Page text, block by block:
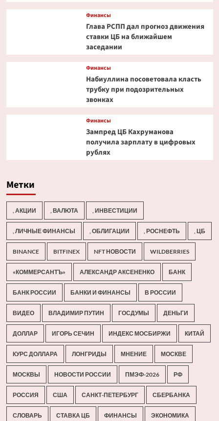
Финансы
Глава РСПП дал прогноз движения
ставки ЦБ на ближайшем
заседании
Финансы
Набиуллина посоветовала класть
трубку при подозрительных
звонках
Финансы
Зампред ЦБ Кахруманова
получила зарплату в цифровых
рублях
Метки
, АКЦИИ , ВАЛЮТА , ИНВЕСТИЦИИ
, ЛИЧНЫЕ ФИНАНСЫ , ОБЛИГАЦИИ , РОСНЕФТЬ , ЦБ
BINANCE BITFINEX NFT НОВОСТИ WILDBERRIES
«КОММЕРСАНТЪ» АЛЕКСАНДР АКСЕНЕНКО БАНК
БАНК РОССИИ БАНКИ И ФИНАНСЫ В РОССИИ
ВИДЕО ВЛАДИМИР ПУТИН ГОСДУМЫ ДЕНЬГИ
ДОЛЛАР ИГОРЬ СЕЧИН ИНДЕКС МОСБИРЖИ КИТАЙ
КУРС ДОЛЛАРА ЛОНГРИДЫ МНЕНИЕ МОСКВЕ
МОСКВЫ НОВОСТИ РОССИИ ПМЭФ-2026 РФ
РОССИЯ США САНКТ-ПЕТЕРБУРГ СБЕРБАНКА
СЛОВАРЬ СТАВКА ЦБ ФИНАНСЫ ЭКОНОМИКА